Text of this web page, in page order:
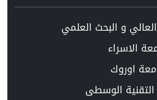
و البحث العلمي
الاسراء
اوروك
التقنية الوسطى